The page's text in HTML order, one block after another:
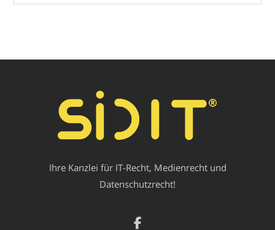
Ihre Kanzlei für IT-Recht, Medienrecht und
Datenschutzrecht!